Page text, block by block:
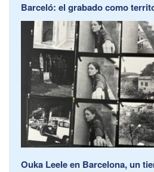
Barceló: el grabado como
Ouka Leele en Barcelona, un